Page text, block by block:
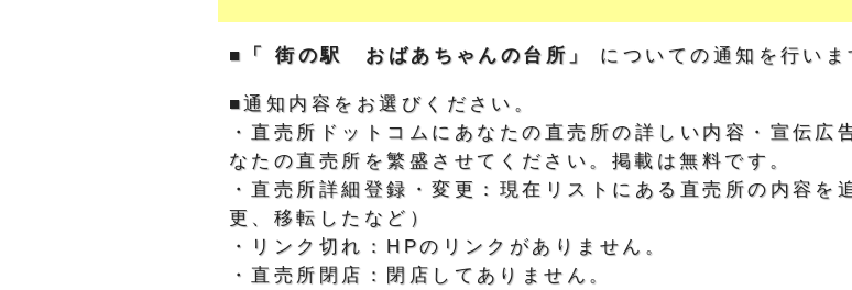
■「 街の駅 おばあちゃんの台所」 についての通知を行いま
■通知内容をお選びください。
・直売所ドットコムにあなたの直売所の詳しい内容・宣伝広
なたの直売所を繁盛させてください。掲載は無料です。
・直売所詳細登録・変更：現在リストにある直売所の内容を
更、移転したなど）
・リンク切れ：HPのリンクがありません。
・直売所閉店：閉店してありません。